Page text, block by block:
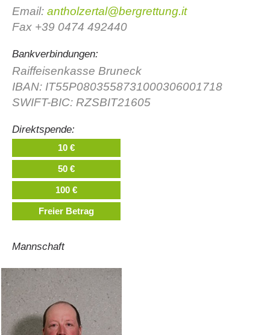
Alarmierung
Email: antholzertal@bergrettung.it
Fax +39 0474 492440
Bankverbindungen:
Raiffeisenkasse Bruneck
IBAN: IT55P0803558731000306001718
SWIFT-BIC: RZSBIT21605
Direktspende:
10 €
50 €
100 €
Freier Betrag
Mannschaft